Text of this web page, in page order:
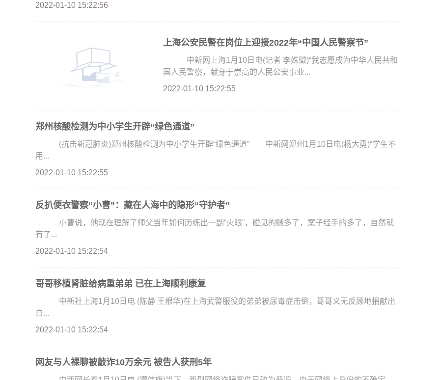
2022-01-10 15:22:56
上海公安民警在岗位上迎接2022年“中国人民警察节”
中新网上海1月10日电(记者 李姝徵)“我志愿成为中华人民共和
国人民警察，献身于崇高的人民公安事业...
2022-01-10 15:22:55
郑州核酸检测为中小学生开辟“绿色通道”
(抗击新冠肺炎)郑州核酸检测为中小学生开辟“绿色通道” 中新网郑州1月10日电(杨大勇)“学生不
用...
2022-01-10 15:22:55
反扒便衣警察“小曹”：藏在人海中的隐形“守护者”
小曹说，他现在理解了师父当年如何历练出一副“火眼”，碰见的贼多了，案子经手的多了，自然就
有了...
2022-01-10 15:22:54
哥哥移植肾脏给病重弟弟 已在上海顺利康复
中新社上海1月10日电 (陈静 王根华)在上海武警服役的弟弟被尿毒症击倒，哥哥义无反顾地捐献出
自...
2022-01-10 15:22:54
网友与人裸聊被敲诈10万余元 被告人获刑5年